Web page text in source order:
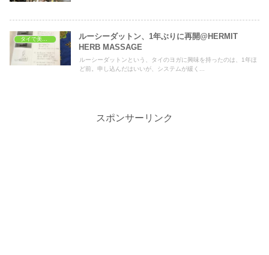
ルーシーダットン、1年ぶりに再開@HERMIT
HERB MASSAGE
ルーシーダットンという、タイのヨガに興味を持ったのは、1年ほ
ど前。申し込んだはいいが、システムが緩く...
スポンサーリンク